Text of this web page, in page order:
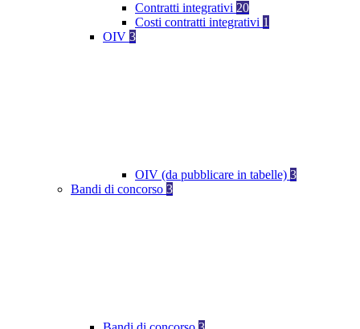
Contratti integrativi 20
Costi contratti integrativi 1
OIV 3
OIV (da pubblicare in tabelle) 3
Bandi di concorso 3